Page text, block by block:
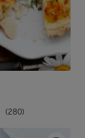
(280)